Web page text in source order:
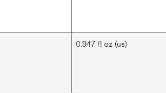
0.947 fl oz (us)